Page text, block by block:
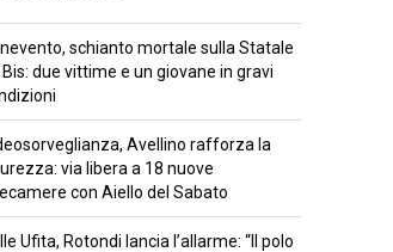
R
T
C
U
L
T
schianto mortale sulla Statale
due vittime e un giovane in gravi
Avellino rafforza la
via libera a 18 nuove
con Aiello del Sabato
Ufita, Rotondi lancia l’allarme: “Il polo